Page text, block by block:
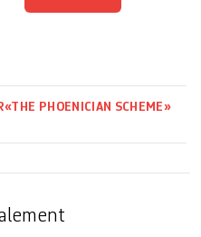
«THE PHOENICIAN SCHEME»